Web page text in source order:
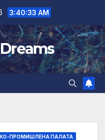
3:40:34 AM
ПРОМИШЛЕНА ПАЛАТА